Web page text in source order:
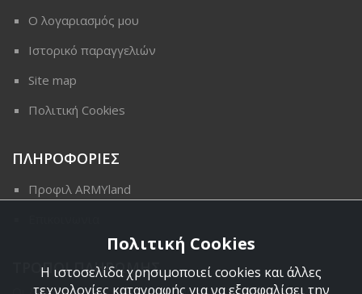
Ο λογαριασμός μου
Ιστορικό παραγγελιών
Site map
Πολιτική Cookies
ΠΛΗΡΟΦΟΡΙΕΣ
Προφιλ ARMYland
ΤΡΟΠΟΙ ΠΛΗΡΩΜΗΣ
Πολιτική Cookies
Η ιστοσελίδα χρησιμοποιεί cookies και άλλες
τεχνολογίες καταγραφής για να εξασφαλίσει την